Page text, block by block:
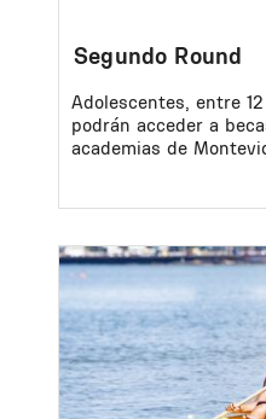
Segundo Round
Adolescentes, entre
podrán acceder a
academias de
Image